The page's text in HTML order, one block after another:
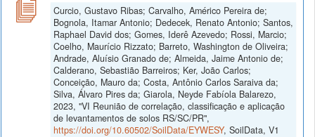
Curcio, Gustavo Ribas; Carvalho, Américo Pereira de;
Bognola, Itamar Antonio; Dedecek, Renato Antonio; Santos,
Raphael David dos; Gomes, Iderê Azevedo; Rossi, Marcio;
Coelho, Maurício Rizzato; Barreto, Washington de Oliveira;
Andrade, Aluísio Granado de; Almeida, Jaime Antonio de;
Calderano, Sebastião Barreiros; Ker, João Carlos;
Conceição, Mauro da; Costa, Antônio Carlos Saraiva da;
Silva, Álvaro Pires da; Giarola, Neyde Fabíola Balarezo,
2023, "VI Reunião de correlação, classificação e aplicação
de levantamentos de solos RS/SC/PR",
https://doi.org/10.60502/SoilData/EYWESY, SoilData, V1